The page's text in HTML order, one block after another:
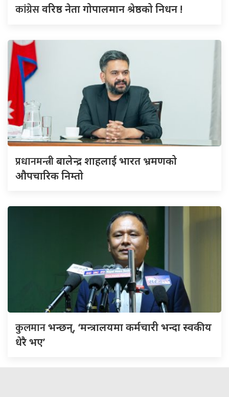
कांग्रेसवरिष्ठ नेता गोपालमान श्रेष्ठको निधन !
प्रधानमन्त्रीबालेन्द्र शाहलाई भारत भ्रमणको
औपचारिक निम्तो
कुलमानभन्छन्, ‘मन्त्रालयमा कर्मचारी भन्दा स्वकीय
धेरै भए’